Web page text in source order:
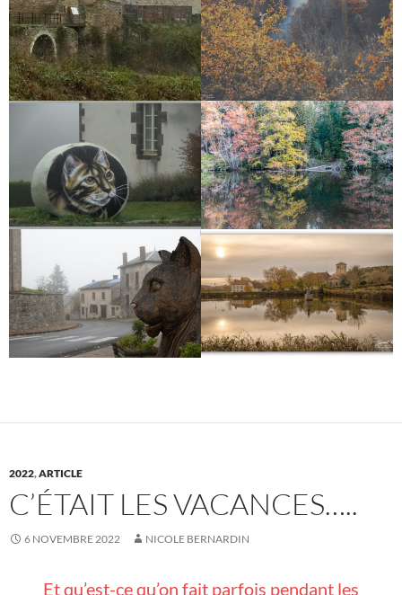
2022,ARTICLE
C’ÉTAIT LES VACANCES…..
6 NOVEMBRE 2022 NICOLE BERNARDIN
Et qu’est-ce qu’on fait parfois pendant les